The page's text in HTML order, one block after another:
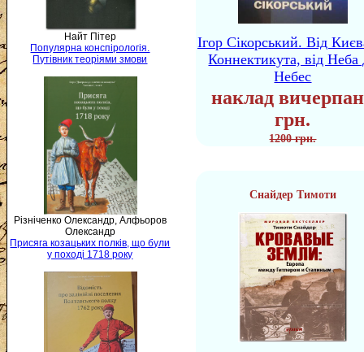
Найт Пітер
Популярна конспірологія.
Путівник теоріями змови
Різніченко Олександр, Алфьоров
Олександр
Присяга козацьких полків, що були
у поході 1718 року
Ігор Сікорський. Від
Коннектикута, від Неба
Небес
наклад
грн.
1200 грн.
Снайдер Тимоти